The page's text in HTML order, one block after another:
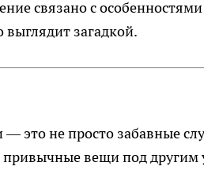
связано с
выглядит загадкой.
это не просто забавные
вещи под другим